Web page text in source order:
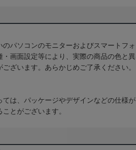
パソコンのモニターおよびスマートフォ
・画面設定等により、実際の商品の色と異
ざいます。あらかじめご了承ください。
ては、パッケージやデザインなどの仕様が
とがございます。